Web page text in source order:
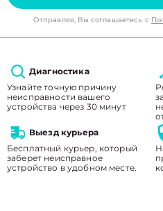
Отправляя, Вы соглашаетесь с
Диагностика
Узнайте точную причину
неисправности вашего
устройства через 30 минут
Выезд курьера
Бесплатный курьер, который
заберет неисправное
устройство в удобном месте.